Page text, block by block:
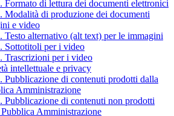
Formato di lettura dei documenti elettronici
Modalità di produzione dei documenti
e video
Testo alternativo (alt text) per le immagini
Sottotitoli per i video
Trascrizioni per i video
intellettuale e privacy
Pubblicazione di contenuti prodotti dalla
Amministrazione
Pubblicazione di contenuti non prodotti
Amministrazione